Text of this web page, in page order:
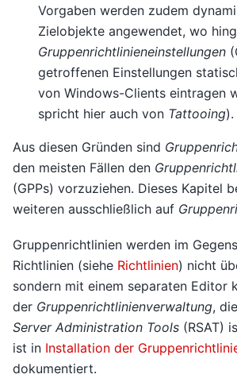
Vorgaben werden zudem
Zielobjekte angewendet, wo
Gruppenrichtlinieneinstellungen
getroffenen Einstellungen
von Windows-Clients eintragen
spricht hier auch von Tattooing).
Aus diesen Gründen sind
den meisten Fällen den
(GPPs) vorzuziehen. Dieses Kapitel
weiteren ausschließlich auf
Gruppenrichtlinien werden im
Richtlinien (siehe Richtlinien) nicht
sondern mit einem separaten Editor
der Gruppenrichtlinienverwaltung,
Server Administration Tools (RSAT)
ist in Installation der
dokumentiert.